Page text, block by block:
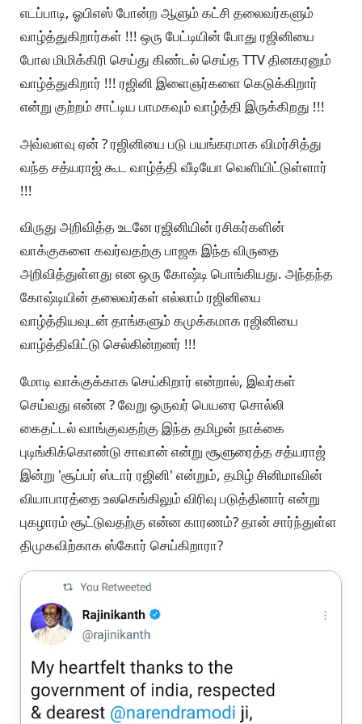
எடப்பாடி, ஓபிஎஸ் போன்ற ஆளும் கட்சி தலைவர்களும்
வாழ்த்துகிறார்கள் !!! ஒரு பேட்டியின் போது ரஜினியை
போல மிமிக்கிரி செய்து கிண்டல் செய்த TTV தினகரனும்
வாழ்த்துகிறார் !!! ரஜினி இளைஞர்களை கெடுக்கிறார்
என்று குற்றம் சாட்டிய பாமகவும் வாழ்த்தி இருக்கிறது !!!
அவ்வளவு ஏன் ? ரஜினியை படு பயங்கரமாக விமர்சித்து
வந்த சத்யராஜ் கூட வாழ்த்தி வீடியோ வெளியிட்டுள்ளார்
!!!
விருது அறிவித்த உடனே ரஜினியின் ரசிகர்களின்
வாக்குகளை கவர்வதற்கு பாஜக இந்த விருதை
அறிவித்துள்ளது என ஒரு கோஷ்டி பொங்கியது. அந்தந்த
கோஷ்டியின் தலைவர்கள் எல்லாம் ரஜினியை
வாழ்த்தியவுடன் தாங்களும் கமுக்கமாக ரஜினியை
வாழ்த்திவிட்டு செல்கின்றனர் !!!
மோடி வாக்குக்காக செய்கிறார் என்றால், இவர்கள்
செய்வது என்ன ? வேறு ஒருவர் பெயரை சொல்லி
கைதட்டல் வாங்குவதற்கு இந்த தமிழன் நாக்கை
புடிங்கிக்கொண்டு சாவான் என்று சூளுரைத்த சத்யராஜ்
இன்று 'சூப்பர் ஸ்டார் ரஜினி' என்றும், தமிழ் சினிமாவின்
வியாபாரத்தை உலகெங்கிலும் விரிவு படுத்தினார் என்று
புகழாரம் சூட்டுவதற்கு என்ன காரணம்? தான் சார்ந்துள்ள
திமுகவிற்காக ஸ்கோர் செய்கிறாரா?